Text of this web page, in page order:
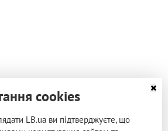
cookies
LB.ua ви підтверджуєте, що